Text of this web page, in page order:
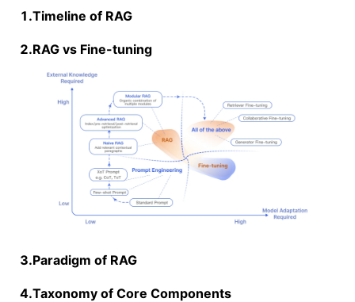
1.Timeline of RAG
2.RAG vs Fine-tuning
3.Paradigm of RAG
4.Taxonomy of Core Components